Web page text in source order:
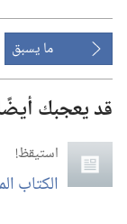
ما يسبق
قد يعجبك
استيقظ‏!‏
الكتاب